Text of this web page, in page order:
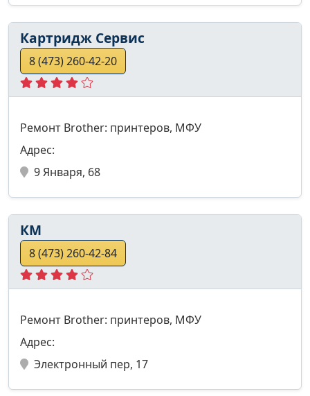
Картридж Сервис
8 (473) 260-42-20
Ремонт Brother: принтеров, МФУ
Адрес:
9 Января, 68
КМ
8 (473) 260-42-84
Ремонт Brother: принтеров, МФУ
Адрес:
Электронный пер, 17